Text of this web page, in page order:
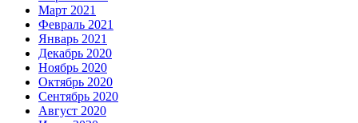
Март 2021
Февраль 2021
Январь 2021
Декабрь 2020
Ноябрь 2020
Октябрь 2020
Сентябрь 2020
Август 2020